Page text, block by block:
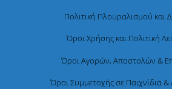
Πολιτική Πλουραλισμού και
Όροι Χρήσης και Πολιτική
Όροι Αγορών, Αποστολών &
Όροι Συμμετοχής σε Παιχνίδια &